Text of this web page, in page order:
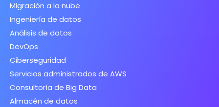
Migración a la nube
Ingeniería de datos
Análisis de datos
DevOps
Ciberseguridad
Servicios administrados de AWS
Consultoría de Big Data
Almacén de datos